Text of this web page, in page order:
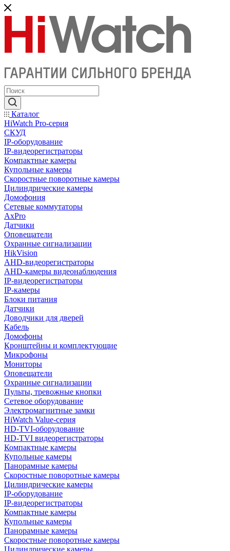
Каталог
HiWatch Pro-серия
CКУД
IP-оборудование
IP-видеорегистраторы
Компактные камеры
Купольные камеры
Скоростные поворотные камеры
Цилиндрические камеры
Домофония
Сетевые коммутаторы
AxPro
Датчики
Оповещатели
Охранные сигнализации
HikVision
AHD-видеорегистраторы
AHD-камеры видеонаблюдения
IP-видеорегистраторы
IP-камеры
Блоки питания
Датчики
Доводчики для дверей
Кабель
Домофоны
Кронштейны и комплектующие
Микрофоны
Мониторы
Оповещатели
Охранные сигнализации
Пульты, тревожные кнопки
Сетевое оборудование
Электромагнитные замки
HiWatch Value-серия
HD-TVI-оборудование
HD-TVI видеорегистраторы
Компактные камеры
Купольные камеры
Панорамные камеры
Скоростные поворотные камеры
Цилиндрические камеры
IP-оборудование
IP-видеорегистраторы
Компактные камеры
Купольные камеры
Панорамные камеры
Скоростные поворотные камеры
Цилиндрические камеры